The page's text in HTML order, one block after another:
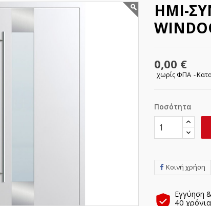
ΗΜΙ-
0,00 €
χωρίς ΦΠΑ
Ποσότητα
Κοινή χρήση
Εγγύηση
40